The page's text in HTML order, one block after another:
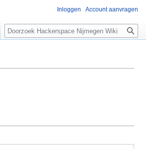
Inloggen Account aanvragen
Zoeken